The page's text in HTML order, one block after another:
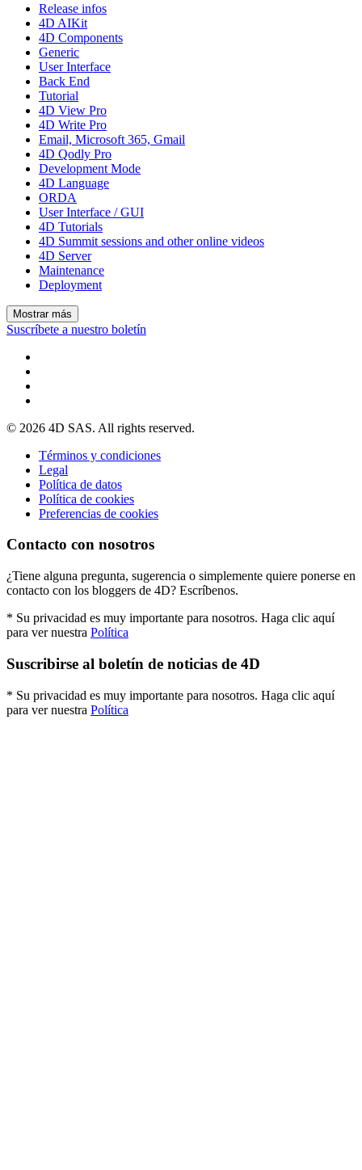
Release infos
4D AIKit
4D Components
Generic
User Interface
Back End
Tutorial
4D View Pro
4D Write Pro
Email, Microsoft 365, Gmail
4D Qodly Pro
Development Mode
4D Language
ORDA
User Interface / GUI
4D Tutorials
4D Summit sessions and other online videos
4D Server
Maintenance
Deployment
Mostrar más
Suscríbete a nuestro boletín
© 2026 4D SAS. All rights reserved.
Términos y condiciones
Legal
Política de datos
Política de cookies
Preferencias de cookies
Contacto con nosotros
¿Tiene alguna pregunta, sugerencia o simplemente quiere ponerse en
contacto con los bloggers de 4D? Escríbenos.
* Su privacidad es muy importante para nosotros. Haga clic aquí
para ver nuestra Política
Suscribirse al boletín de noticias de 4D
* Su privacidad es muy importante para nosotros. Haga clic aquí
para ver nuestra Política